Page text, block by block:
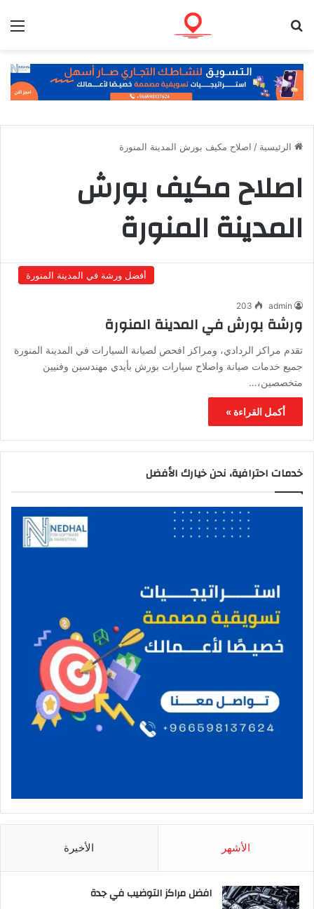
الرئيسية / اصلاح مكيف بورش المدينة المنورة
اصلاح مكيف بورش
المدينة المنورة
أفضل ورشة في المدينة المنورة
admin
203
ورشة بورش في المدينة المنورة
تقدم مراكز الردادي، ومراكز افحص لصيانة السيارات في المدينة المنورة
جميع خدمات صيانة واصلاح سيارات بورش بأيدي مهندسين وفنيين
متخصصين،…
أكمل القراءة »
خدمات احترافية، نحن خيارك الأفضل
الأشهر الأخيرة
افضل مراكز التوضيب في جدة